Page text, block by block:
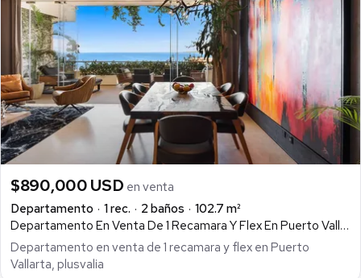
$890,000 USD en venta
Departamento
1 rec. 2 baños
102.7 m²
Departamento En Venta De 1 Recamara Y Flex En Puerto Vallarta, Plusvalia Garantizada En Jalisco Soho 1002, Altavista, Puerto Vallarta
Departamento en venta de 1 recamara y flex en Puerto
Vallarta, plusvalia